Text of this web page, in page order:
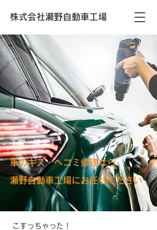
株式会社瀬野自動車工場
丁寧・確実！
車のキズ・ヘコミ修理なら
瀬野自動車工場にお任せください
こすっちゃった！